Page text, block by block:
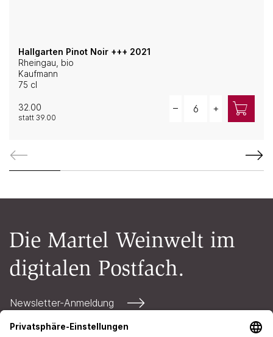
Hallgarten Pinot Noir +++ 2021
Rheingau, bio
Kaufmann
75 cl
32.00
statt 39.00
– +
Die Martel Weinwelt im
digitalen Postfach.
Newsletter-Anmeldung